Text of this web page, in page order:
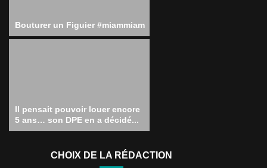
Bouturer un Figuier #miammiam
Il pensait pouvoir louer encore
5 ans… son DPE en a décidé...
CHOIX DE LA RÉDACTION